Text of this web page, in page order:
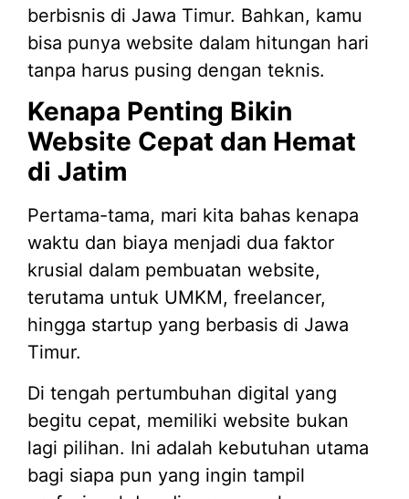
berbisnis di Jawa Timur. Bahkan, kamu
bisa punya website dalam hitungan hari
tanpa harus pusing dengan teknis.
Kenapa Penting Bikin
Website Cepat dan Hemat
di Jatim
Pertama-tama, mari kita bahas kenapa
waktu dan biaya menjadi dua faktor
krusial dalam pembuatan website,
terutama untuk UMKM, freelancer,
hingga startup yang berbasis di Jawa
Timur.
Di tengah pertumbuhan digital yang
begitu cepat, memiliki website bukan
lagi pilihan. Ini adalah kebutuhan utama
bagi siapa pun yang ingin tampil